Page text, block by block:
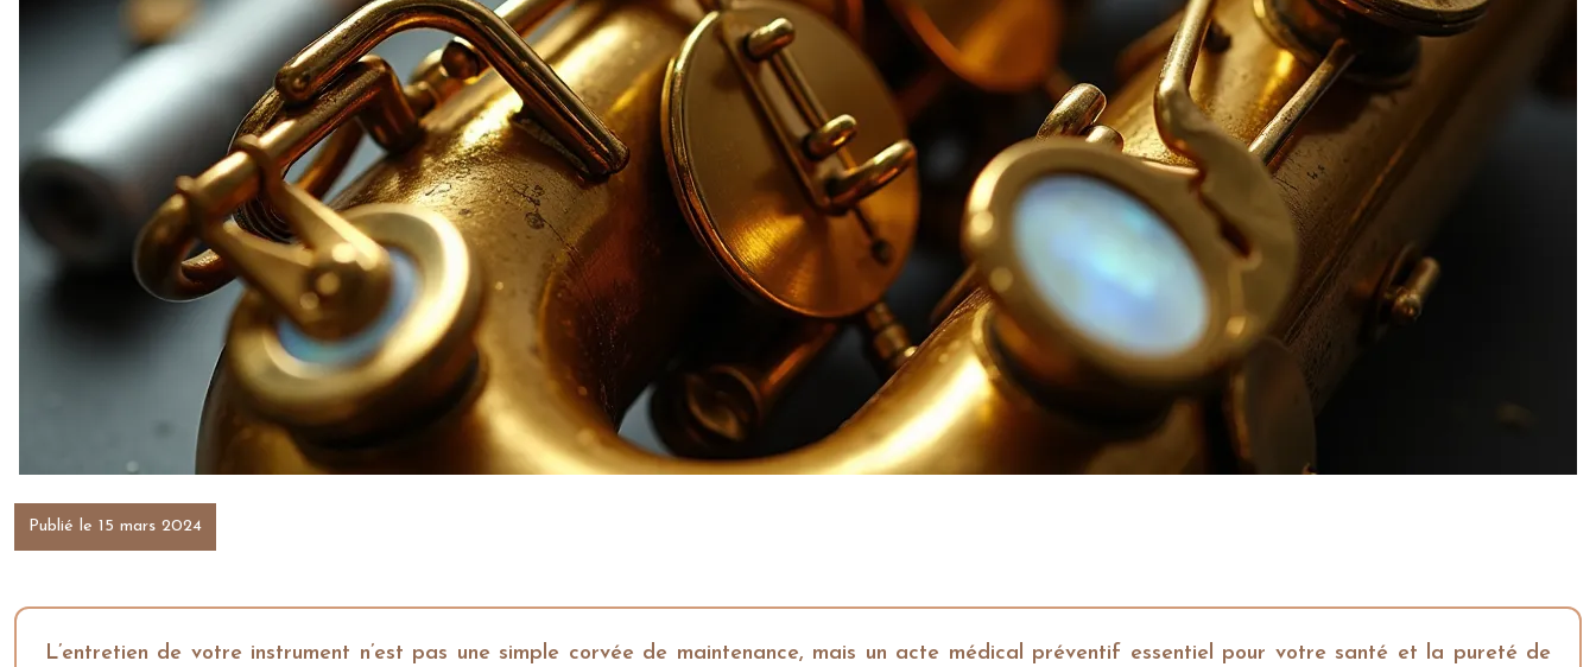
Publié le 15 mars 2024
L’entretien de votre instrument n’est pas une simple corvée de maintenance, mais un acte médical préventif essentiel pour votre santé et la pureté de